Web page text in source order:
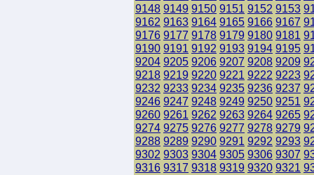
9148 9149 9150 9151 9152 9153
9162 9163 9164 9165 9166 9167
9176 9177 9178 9179 9180 9181
9190 9191 9192 9193 9194 9195
9204 9205 9206 9207 9208 9209
9218 9219 9220 9221 9222 9223
9232 9233 9234 9235 9236 9237
9246 9247 9248 9249 9250 9251
9260 9261 9262 9263 9264 9265
9274 9275 9276 9277 9278 9279
9288 9289 9290 9291 9292 9293
9302 9303 9304 9305 9306 9307
9316 9317 9318 9319 9320 9321